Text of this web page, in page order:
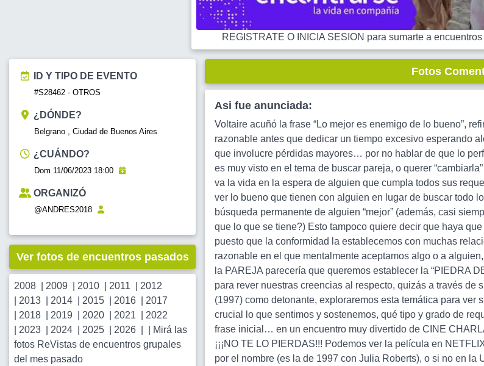
REGISTRATE O INICIA SESION para sumarte a
ID Y TIPO DE EVENTO
#S28462 - OTROS
¿DÓNDE?
Belgrano , Ciudad de Buenos Aires
¿CUÁNDO?
Dom 11/06/2023 18:00
ORGANIZÓ
@ANDRES2018
Ver fotos de encuentros pasados
2008 2009 2010 2011
2012
2013 2014 2015 2016
2017
2018 2019 2020 2021
2022
2023 2024 2025 2026
Mirá las
fotos ReVistas de encuentros grupales
del mes pasado
Fotos
Asi fue anunciada:
Voltaire acuñó la frase “Lo mejor es enemigo de lo bueno”,
razonable antes que dedicar un tiempo excesivo esperando
que involucre pérdidas mayores… por no hablar de que lo
es muy visto en el tema de buscar pareja, o querer
va la vida en la espera de alguien que cumpla todos sus
ver lo bueno que tienen con alguien en lugar de buscar todo
búsqueda permanente de alguien “mejor” (además, casi
que lo que se tiene?) Esto tampoco quiere decir que haya
puesto que la conformidad la establecemos con muchas
razonable en el que mentalmente aceptamos algo o a
la PAREJA parecería que queremos establecer la “PIEDRA
para rever nuestras creencias al respecto, quizás a través de
(1997) como detonante, exploraremos esta temática para
crucial lo que sentimos y sostenemos, qué tipo y grado de
frase inicial… en un encuentro muy divertido de CINE
¡¡¡NO TE LO PIERDAS!!! Podemos ver la película en
por el nombre (es la de 1997 con Julia Roberts), o si no en